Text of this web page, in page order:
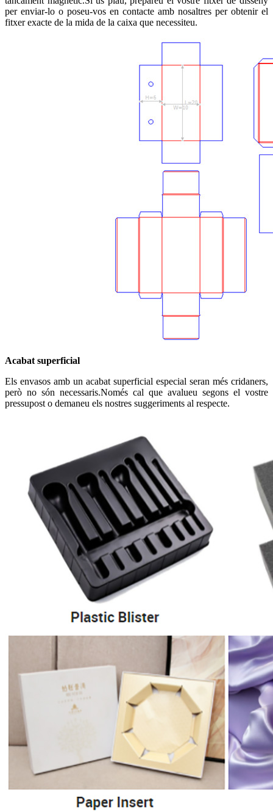
per enviar-lo o poseu-vos en contacte amb nosaltres per obtenir el
fitxer exacte de la mida de la caixa que necessiteu.
Acabat superficial
Els envasos amb un acabat superficial especial seran més cridaners,
però no són necessaris.Només cal que avalueu segons el vostre
pressupost o demaneu els nostres suggeriments al respecte.